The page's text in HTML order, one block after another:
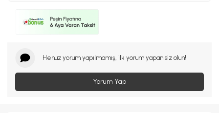
%5
Henüz yorum yapılmamış, ilk yorum yapan siz olun!
Yorum Yap